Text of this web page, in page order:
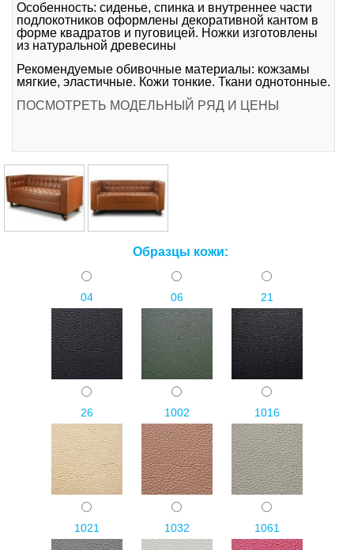
Особенность: сиденье, спинка и внутреннее части
подлокотников оформлены декоративной кантом в
форме квадратов и пуговицей. Ножки изготовлены
из натуральной древесины
Рекомендуемые обивочные материалы: кожзамы
мягкие, эластичные. Кожи тонкие. Ткани однотонные.
ПОСМОТРЕТЬ МОДЕЛЬНЫЙ РЯД И ЦЕНЫ
Образцы кожи:
04 06 21
26 1002 1016
1021 1032 1061